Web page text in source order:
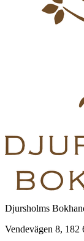
Djursholms
Vendevägen 8,